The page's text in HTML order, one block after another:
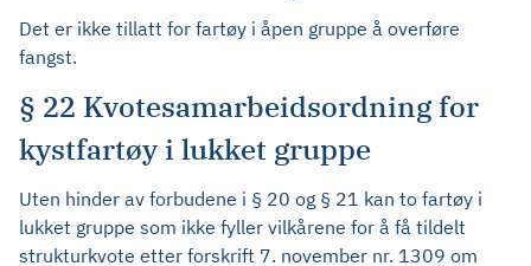
Det er ikke tillatt for fartøy i åpen gruppe å overføre
fangst.
§ 22 Kvotesamarbeidsordning for
kystfartøy i lukket gruppe
Uten hinder av forbudene i § 20 og § 21 kan to fartøy i
lukket gruppe som ikke fyller vilkårene for å få tildelt
strukturkvote etter forskrift 7. november nr. 1309 om